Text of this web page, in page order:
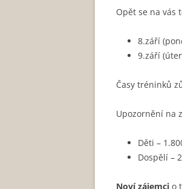
Opět se na vás
8.září
9.září
Časy tréninků
Upozornění na
Děti –
Dospělí –
Noví zájemci o